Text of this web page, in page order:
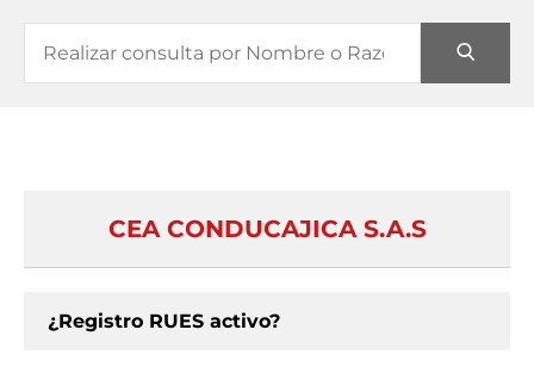
CEA CONDUCAJICA S.A.S
¿Registro RUES activo?